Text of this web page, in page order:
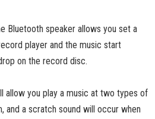
Bluetooth speaker allows you set a
player and the music start
on the record disc.
allow you play a music at two types of
and a scratch sound will occur when